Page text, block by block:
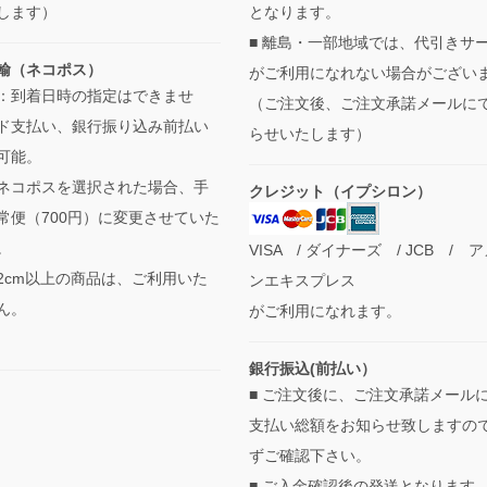
ます）
（ネコポス）
到着日時の指定はできませ
支払い、銀行振り込み前払い
能。
コポスを選択された場合、手
便（700円）に変更させていた
以上の商品は、ご利用いた
。
となります。
■ 離島・一部地域では、代引きサ
がご利用になれない場合がござい
（ご注文後、ご注文承諾メールに
らせいたします）
クレジット（イプシロン）
VISA / ダイナーズ / JCB / ア
ンエキスプレス
がご利用になれます。
銀行振込(前払い）
■ ご注文後に、ご注文承諾メール
支払い総額をお知らせ致しますの
ずご確認下さい。